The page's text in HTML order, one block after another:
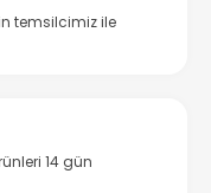
temsilcimiz ile
14 gün